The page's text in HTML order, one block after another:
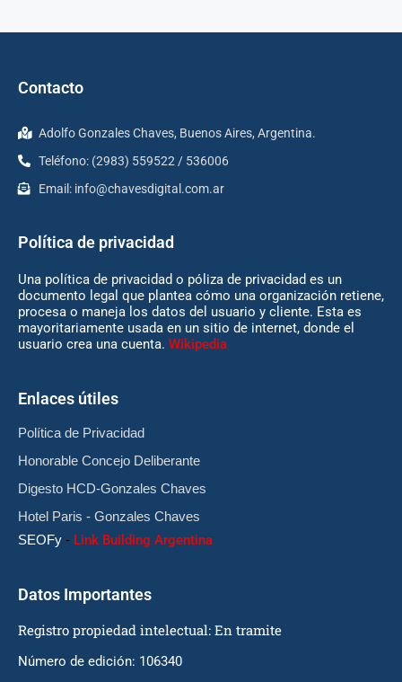
Contacto
Adolfo Gonzales Chaves, Buenos Aires, Argentina.
Teléfono: (2983) 559522 / 536006
Email: info@chavesdigital.com.ar
Política de privacidad
Una política de privacidad o póliza de privacidad es un
documento legal que plantea cómo una organización retiene,
procesa o maneja los datos del usuario y cliente. Esta es
mayoritariamente usada en un sitio de internet, donde el
usuario crea una cuenta. Wikipedia
Enlaces útiles
Política de Privacidad
Honorable Concejo Deliberante
Digesto HCD-Gonzales Chaves
Hotel Paris - Gonzales Chaves
SEOFy - Link Building Argentina
Datos Importantes
Registro propiedad intelectual: En tramite
Número de edición: 106340